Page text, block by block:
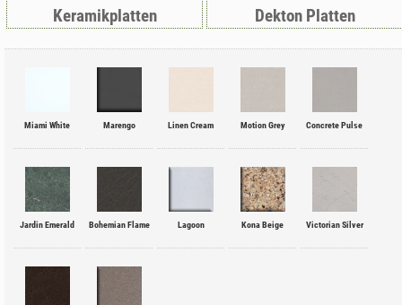
Keramikplatten Dekton Platten
Miami White Marengo Linen Cream Motion Grey Concrete Pulse
Jardin Emerald Bohemian Flame Lagoon Kona Beige Victorian Silver